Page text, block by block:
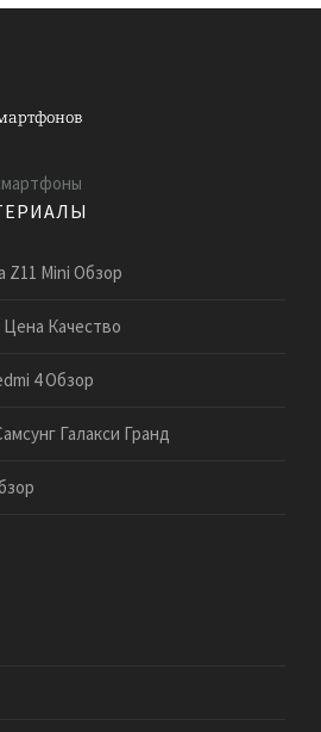
Mini Обзор
Качество
4 Обзор
Галакси Гранд